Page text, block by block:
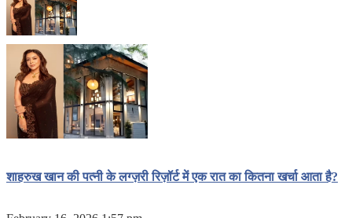
शाहरुख खान की पत्नी के लग्ज़री रिज़ॉर्ट में एक रात का कितना खर्चा आता है?